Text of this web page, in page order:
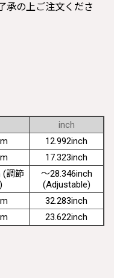
承の上ご注文くださ
inch
12.992inch
17.323inch
(調節
〜28.346inch
(Adjustable)
32.283inch
23.622inch